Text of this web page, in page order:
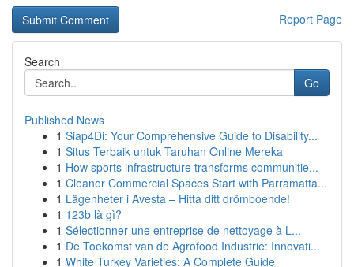
Report Page
Search
Go
Published News
1 Siap4Di: Your Comprehensive Guide to Disability...
1 Situs Terbaik untuk Taruhan Online Mereka
1 How sports infrastructure transforms communitie...
1 Cleaner Commercial Spaces Start with Parramatta...
1 Lägenheter i Avesta – Hitta ditt drömboende!
1 123b là gì?
1 Sélectionner une entreprise de nettoyage à L...
1 De Toekomst van de Agrofood Industrie: Innovati...
1 White Turkey Varieties: A Complete Guide